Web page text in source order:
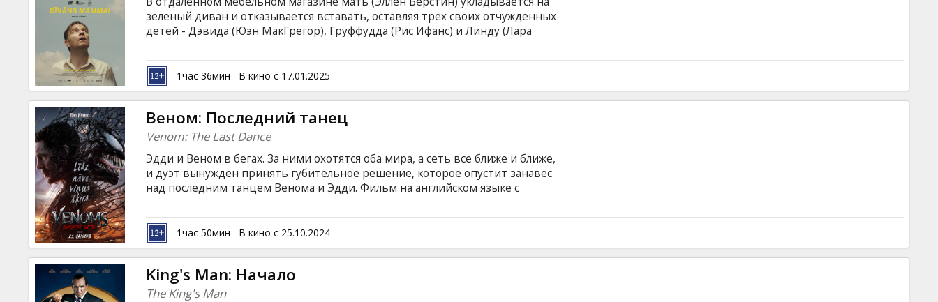
зеленый диван и отказывается вставать, оставляя трех своих отчужденных
детей - Дэвида (Юэн МакГрегор), Груффудда (Рис Ифанс) и Линду (Лара
(Тейлор Рассел) и Марко и Маркуса (Ф. Мюррей Абрахам), Дэвид и его братья
и сестры отправляются в удивительное путешествие, чтобы раскрыть
судьбоносные семейные истины. Фильм на английском языке с субтитрами
на латышском и русском языках.
1час 36мин В кино с 17.01.2025
Веном: Последний танец
Venom: The Last Dance
Эдди и Веном в бегах. За ними охотятся оба мира, а сеть все ближе и ближе,
и дуэт вынужден принять губительное решение, которое опустит занавес
над последним танцем Венома и Эдди. Фильм на английском языке с
1час 50мин В кино с 25.10.2024
King's Man: Начало
The King's Man